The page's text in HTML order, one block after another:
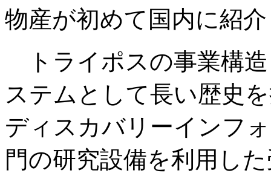
物産が初めて国内に紹
トライポスの事業構
ステムとして長い歴史
ディスカバリーインフ
門の研究設備を利用し